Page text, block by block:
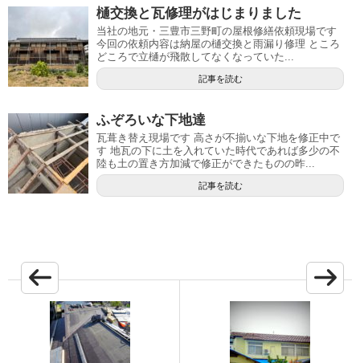
樋交換と瓦修理がはじまりました
当社の地元・三豊市三野町の屋根修繕依頼現場です
今回の依頼内容は納屋の樋交換と雨漏り修理 ところ
どころで立樋が飛散してなくなっていた...
記事を読む
ふぞろいな下地達
瓦葺き替え現場です 高さが不揃いな下地を修正中で
す 地瓦の下に土を入れていた時代であれば多少の不
陸も土の置き方加減で修正ができたものの昨...
記事を読む